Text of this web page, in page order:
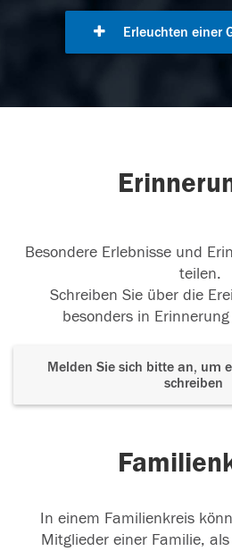
Erleuchten einer
Besondere Erlebnisse und
teilen.
Schreiben Sie über die
besonders in
Melden Sie sich bitte an, um
schreiben
In einem Familienkreis
Mitglieder einer Familie,